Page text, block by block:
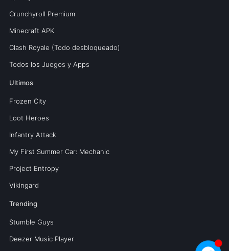
Crunchyroll Premium
Minecraft APK
Clash Royale (Todo desbloqueado)
Todos los Juegos y Apps
Ultimos
Frozen City
Loot Heroes
Infantry Attack
My First Summer Car: Mechanic
Project Entropy
Vikingard
Trending
Stumble Guys
Deezer Music Player